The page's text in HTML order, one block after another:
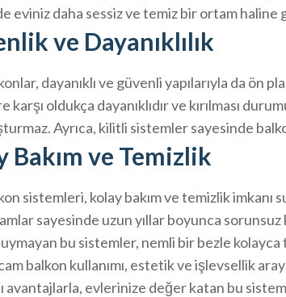
eviniz daha sessiz ve temiz bir ortam haline
ve Dayanıklılık
dayanıklı ve güvenli yapılarıyla da ön
karşı oldukça dayanıklıdır ve kırılması
Ayrıca, kilitli sistemler sayesinde
Bakım ve Temizlik
sistemleri, kolay bakım ve temizlik
sayesinde uzun yıllar boyunca sorunsuz
bu sistemler, nemli bir bezle
balkon kullanımı, estetik ve işlevsellik
avantajlarla, evlerinize değer katan bu